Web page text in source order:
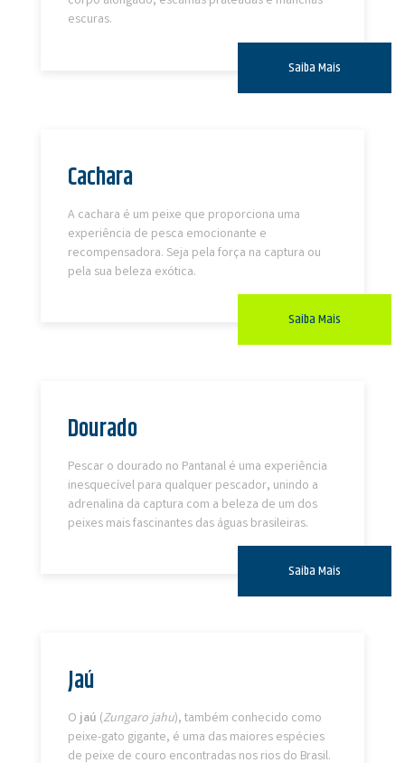
escuras.
Saiba Mais
Cachara
A cachara é um peixe que proporciona uma
experiência de pesca emocionante e
recompensadora. Seja pela força na captura ou
pela sua beleza exótica.
Saiba Mais
Dourado
Pescar o dourado no Pantanal é uma experiência
inesquecível para qualquer pescador, unindo a
adrenalina da captura com a beleza de um dos
peixes mais fascinantes das águas brasileiras.
Saiba Mais
Jaú
Ojaú (Zungaro jahu), também conhecido como
peixe-gato gigante, é uma das maiores espécies
de peixe de couro encontradas nos rios do Brasil.